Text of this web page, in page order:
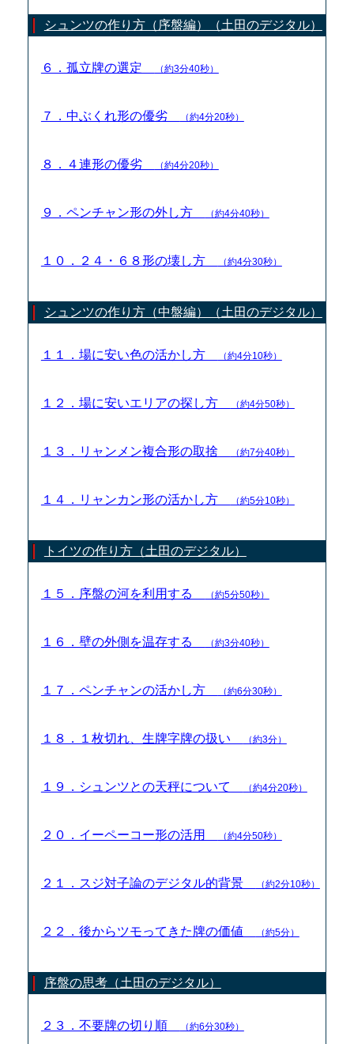
シュンツの作り方（序盤編）（土田のデジタル）
６．孤立牌の選定 （約3分40秒）
７．中ぶくれ形の優劣 （約4分20秒）
８．４連形の優劣 （約4分20秒）
９．ペンチャン形の外し方 （約4分40秒）
１０．２４・６８形の壊し方 （約4分30秒）
シュンツの作り方（中盤編）（土田のデジタル）
１１．場に安い色の活かし方 （約4分10秒）
１２．場に安いエリアの探し方 （約4分50秒）
１３．リャンメン複合形の取捨 （約7分40秒）
１４．リャンカン形の活かし方 （約5分10秒）
トイツの作り方（土田のデジタル）
１５．序盤の河を利用する （約5分50秒）
１６．壁の外側を温存する （約3分40秒）
１７．ペンチャンの活かし方 （約6分30秒）
１８．１枚切れ、生牌字牌の扱い （約3分）
１９．シュンツとの天秤について （約4分20秒）
２０．イーペーコー形の活用 （約4分50秒）
２１．スジ対子論のデジタル的背景 （約2分10秒）
２２．後からツモってきた牌の価値 （約5分）
序盤の思考（土田のデジタル）
２３．不要牌の切り順 （約6分30秒）